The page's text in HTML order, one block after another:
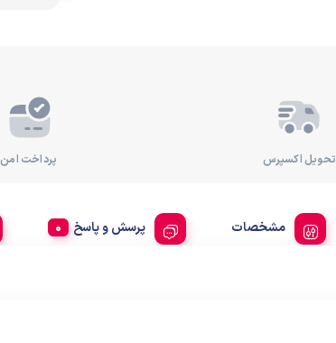
تحویل اکسپرس پرداخت امن
مشخصات پرسش و پاسخ